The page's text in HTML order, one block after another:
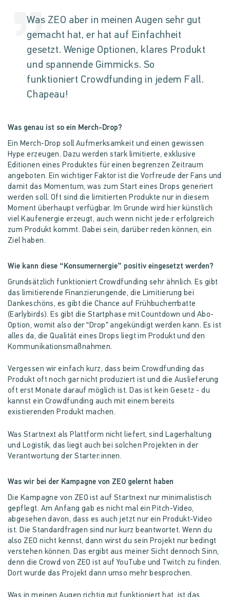
Was ZEO aber in meinen Augen sehr gut
gemacht hat, er hat auf Einfachheit
gesetzt. Wenige Optionen, klares Produkt
und spannende Gimmicks. So
funktioniert Crowdfunding in jedem Fall.
Chapeau!
Was genau ist so ein Merch-Drop?
Ein Merch-Drop soll Aufmerksamkeit und einen gewissen
Hype erzeugen. Dazu werden stark limitierte, exklusive
Editionen eines Produktes für einen begrenzen Zeitraum
angeboten. Ein wichtiger Faktor ist die Vorfreude der Fans und
damit das Momentum, was zum Start eines Drops generiert
werden soll. Oft sind die limitierten Produkte nur in diesem
Moment überhaupt verfügbar. Im Grunde wird hier künstlich
viel Kaufenergie erzeugt, auch wenn nicht jede:r erfolgreich
zum Produkt kommt. Dabei sein, darüber reden können, ein
Ziel haben.
Wie kann diese “Konsumernergie” positiv eingesetzt werden?
Grundsätzlich funktioniert Crowdfunding sehr ähnlich. Es gibt
das limitierende Finanzierungende, die Limitierung bei
Dankeschöns, es gibt die Chance auf Frühbucherrbatte
(Earlybirds). Es gibt die Startphase mit Countdown und Abo-
Option, womit also der “Drop” angekündigt werden kann. Es ist
alles da, die Qualität eines Drops liegt im Produkt und den
Kommunikationsmaßnahmen.
Vergessen wir einfach kurz, dass beim Crowdfunding das
Produkt oft noch gar nicht produziert ist und die Auslieferung
oft erst Monate darauf möglich ist. Das ist kein Gesetz - du
kannst ein Crowdfunding auch mit einem bereits
existierenden Produkt machen.
Was Startnext als Plattform nicht liefert, sind Lagerhaltung
und Logistik, das liegt auch bei solchen Projekten in der
Verantwortung der Starter:innen.
Was wir bei der Kampagne von ZEO gelernt haben
Die Kampagne von ZEO ist auf Startnext nur minimalistisch
gepflegt. Am Anfang gab es nicht mal ein Pitch-Video,
abgesehen davon, dass es auch jetzt nur ein Produkt-Video
ist. Die Standardfragen sind nur kurz beantwortet. Wenn du
also ZEO nicht kennst, dann wirst du sein Projekt nur bedingt
verstehen können. Das ergibt aus meiner Sicht dennoch Sinn,
denn die Crowd von ZEO ist auf YouTube und Twitch zu finden.
Dort wurde das Projekt dann umso mehr besprochen.